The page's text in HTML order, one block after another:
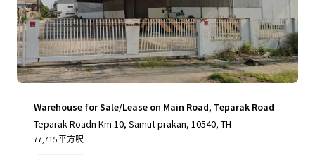
Warehouse for Sale/Lease on Main Road, Teparak Road
Teparak Roadn Km 10, Samut prakan, 10540, TH
77,715 平方呎